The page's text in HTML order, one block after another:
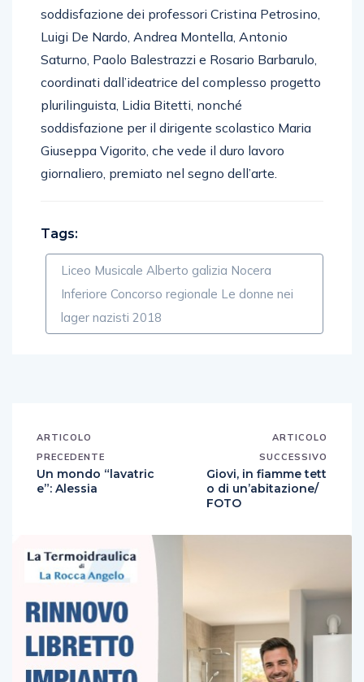
soddisfazione dei professori Cristina Petrosino,
Luigi De Nardo, Andrea Montella, Antonio
Saturno, Paolo Balestrazzi e Rosario Barbarulo,
coordinati dall’ideatrice del complesso progetto
plurilinguista, Lidia Bitetti, nonché
soddisfazione per il dirigente scolastico Maria
Giuseppa Vigorito, che vede il duro lavoro
giornaliero, premiato nel segno dell’arte.
Tags:
Liceo Musicale Alberto galizia Nocera
Inferiore Concorso regionale Le donne nei
lager nazisti 2018
ARTICOLO
PRECEDENTE
Un mondo “lavatric
e”: Alessia
ARTICOLO
SUCCESSIVO
Giovi, in fiamme tett
o di un’abitazione/
FOTO